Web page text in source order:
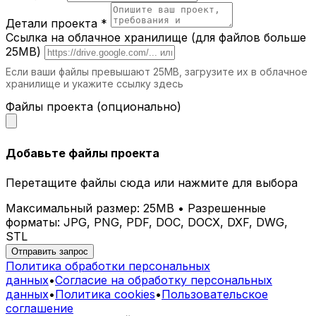
Добавьте современный акцент в зоны
СПА и велнес-центры.Комфортные и
эстетичные шезлонги для максимального
расслабления.
Почему выбирают iParametric?
Индивидуальное проектирование.
учетом ваших потребностей.
Современные технологии.
проектирования и производства.
Долговечные материалы.Наши изделия
сохраняют свой вид и свойства на
протяжении многих лет.
Эстетика и комфорт.
шезлонги гармонично вписываются в
любое пространство.
Как заказать параметрический шезлонг
Детали проекта *
Ссылка на облачное хранилище (для файлов больше
25MB)
Если ваши файлы превышают 25MB, загрузите их в облачное
хранилище и укажите ссылку здесь
Файлы проекта (опционально)
Добавьте файлы проекта
Перетащите файлы сюда или нажмите для выбора
Максимальный размер: 25MB • Разрешенные
форматы: JPG, PNG, PDF, DOC, DOCX, DXF, DWG,
STL
Отправить запрос
Политика обработки персональных
данных•Согласие на обработку персональных
данных•Политика cookies•Пользовательское
соглашение